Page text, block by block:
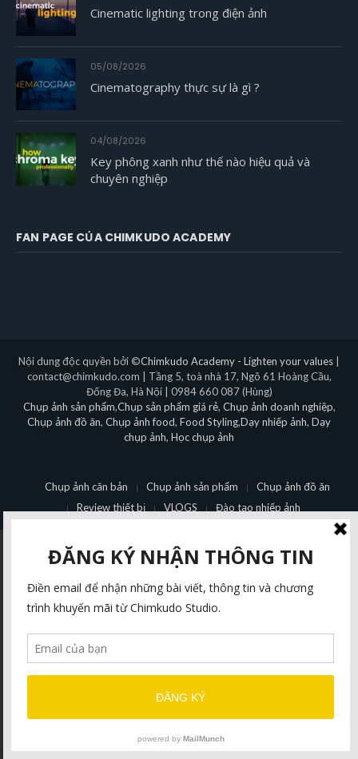
Cinematic lighting trong điện ảnh
05/08/2026
Cinematography thực sự là gì ?
04/08/2026
Key phông xanh như thế nào hiệu quả và
chuyên nghiệp
FAN PAGE CỦA CHIMKUDO ACADEMY
Nội dung độc quyền bởi ©Chimkudo Academy - Lighten your values
contact@chimkudo.com | Tầng 5, toà nhà 17, Ngõ 61 Hoàng Cầu,
Đống Đa, Hà Nội | 0984 660 087 (Hùng)
Chụp ảnh sản phẩm,Chụp sản phẩm giá rẻ, Chụp ảnh doanh nghiệp,
Chụp ảnh đồ ăn, Chụp ảnh food, Food Styling,Dạy nhiếp ảnh, Dạy
chụp ảnh, Học chụp ảnh
Chụp ảnh căn bản Chụp ảnh sản phẩm
Chụp ảnh đồ ăn
Review thiết bị
VLOGS Đào tạo nhiếp ảnh